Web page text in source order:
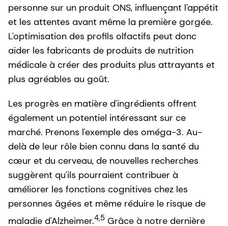
personne sur un produit ONS, influençant l'appétit
et les attentes avant même la première gorgée.
L'optimisation des profils olfactifs peut donc
aider les fabricants de produits de nutrition
médicale à créer des produits plus attrayants et
plus agréables au goût.
Les progrès en matière d'ingrédients offrent
également un potentiel intéressant sur ce
marché. Prenons l'exemple des oméga-3. Au-
delà de leur rôle bien connu dans la santé du
cœur et du cerveau, de nouvelles recherches
suggèrent qu'ils pourraient contribuer à
améliorer les fonctions cognitives chez les
personnes âgées et même réduire le risque de
maladie d'Alzheimer.4,5 Grâce à notre dernière